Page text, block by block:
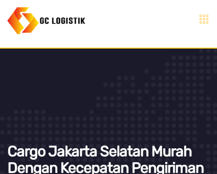
Cargo Jakarta Selatan Murah
Dengan Kecepatan Pengiriman